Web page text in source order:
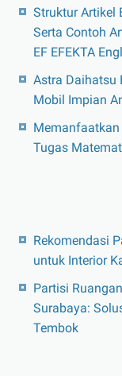
Struktur Artikel
Serta Contoh
EF EFEKTA
Astra Daihatsu
Mobil Impian
Memanfaatkan
Tugas
Rekomendasi
untuk Interior
Partisi
Surabaya:
Tembok